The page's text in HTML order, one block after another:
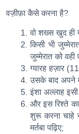
वज़ीफ़ा कैसे करना है?
वो शख्स खुद ही
किसी भी
जुम्मेरात को
ग्यारह हज़ार
उसके बाद अपने
इंशा अल्लाह
और इस रिश्ते
शुरू करना चाहे
मर्तबा पढ़िए;